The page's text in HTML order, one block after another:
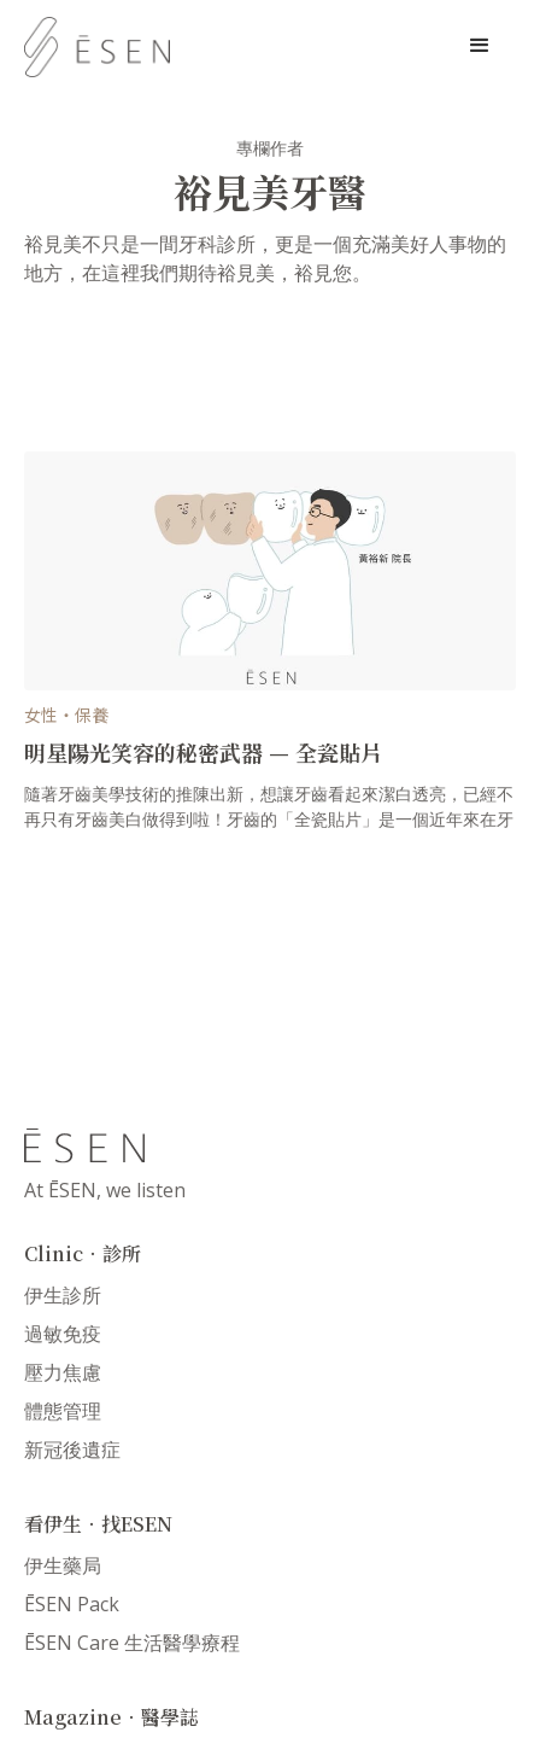
專欄作者
裕見美牙醫
裕見美不只是一間牙科診所，更是一個充滿美好人事物的
地方，在這裡我們期待裕見美，裕見您。
女性・保養
明星陽光笑容的秘密武器 — 全瓷貼片
隨著牙齒美學技術的推陳出新，想讓牙齒看起來潔白透亮，已經不
再只有牙齒美白做得到啦！牙齒的「全瓷貼片」是一個近年來在牙
At ĒSEN, we listen
Clinic．診所
伊生診所
過敏免疫
壓力焦慮
體態管理
新冠後遺症
看伊生．找ESEN
伊生藥局
ĒSEN Pack
ĒSEN Care 生活醫學療程
Magazine．醫學誌